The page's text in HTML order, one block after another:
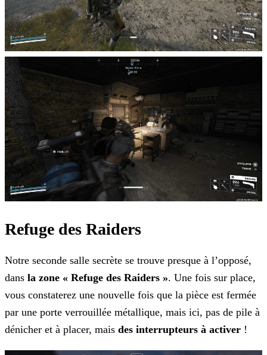
Refuge des Raiders
Notre seconde salle secrète se trouve presque à l’opposé,
dans la zone « Refuge des Raiders ». Une fois sur place,
vous constaterez une nouvelle fois que la pièce est fermée
par une porte verrouillée métallique, mais ici, pas de pile à
dénicher et à placer, mais des interrupteurs à activer !